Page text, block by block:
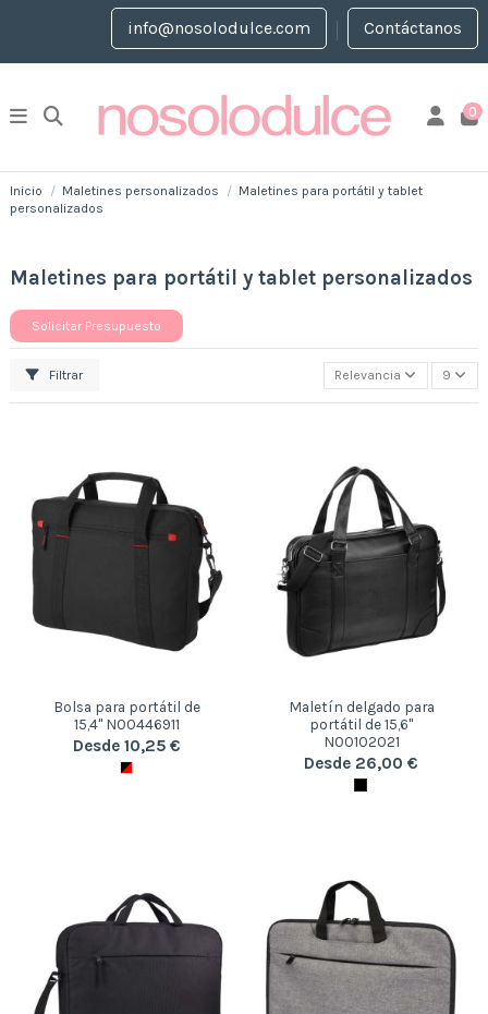
info@nosolodulce.com Contáctanos
0
Inicio Maletines personalizados
Maletines para portátil y tablet
personalizados
Maletines para portátil y tablet personalizados
Solicitar Presupuesto
Filtrar Relevancia 9
Bolsa para portátil de
15,4" N00446911
Desde 10,25 €
Maletín delgado para
portátil de 15,6"
N00102021
Desde 26,00 €